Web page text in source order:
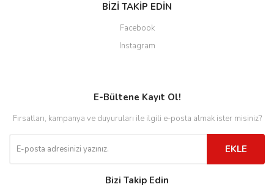
BİZİ TAKİP EDİN
Facebook
Instagram
E-Bültene Kayıt Ol!
Fırsatları, kampanya ve duyuruları ile ilgili e-posta almak ister misiniz?
EKLE
Bizi Takip Edin